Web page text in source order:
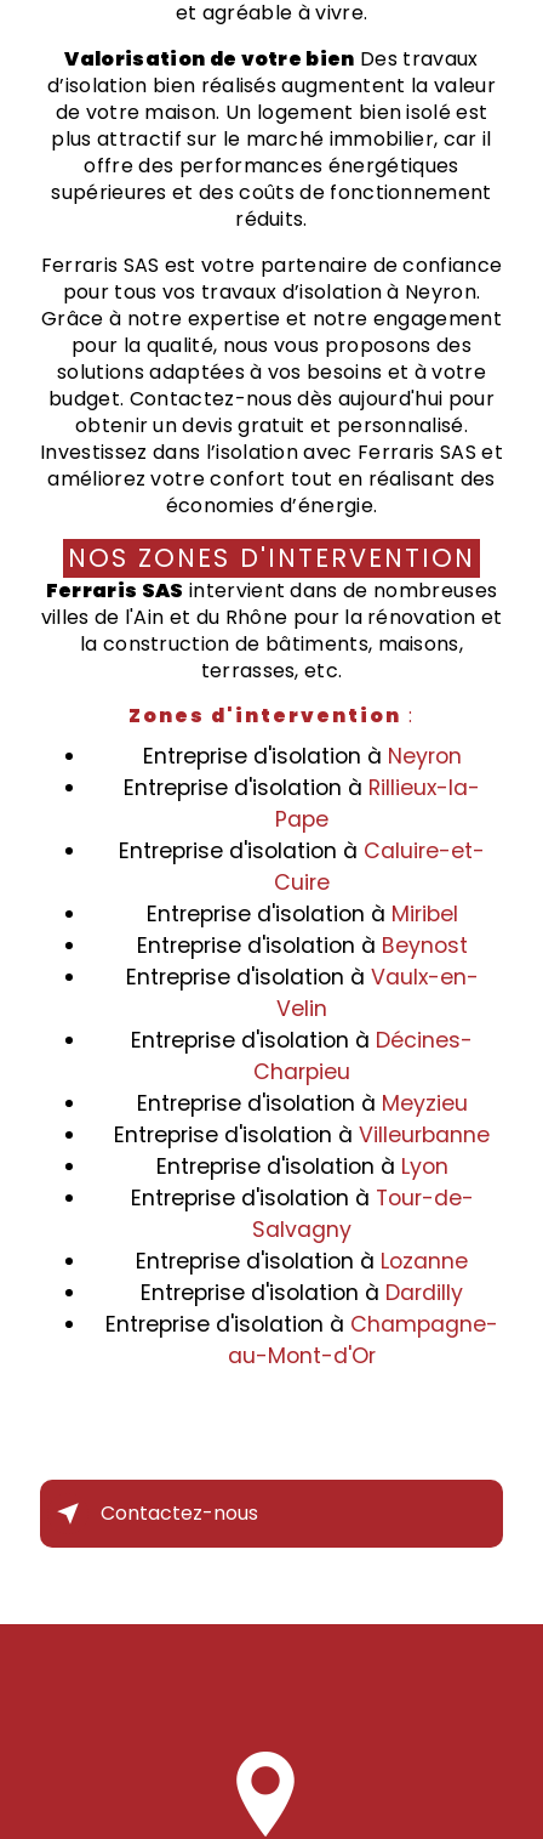
et agréable à vivre.
Valorisation de votre bien Des travaux
d’isolation bien réalisés augmentent la valeur
de votre maison. Un logement bien isolé est
plus attractif sur le marché immobilier, car il
offre des performances énergétiques
supérieures et des coûts de fonctionnement
réduits.
Ferraris SAS est votre partenaire de confiance
pour tous vos travaux d’isolation à Neyron.
Grâce à notre expertise et notre engagement
pour la qualité, nous vous proposons des
solutions adaptées à vos besoins et à votre
budget. Contactez-nous dès aujourd'hui pour
obtenir un devis gratuit et personnalisé.
Investissez dans l’isolation avec Ferraris SAS et
améliorez votre confort tout en réalisant des
économies d’énergie.
NOS ZONES D'INTERVENTION
Ferraris SAS intervient dans de nombreuses
villes de l'Ain et du Rhône pour la rénovation et
la construction de bâtiments, maisons,
terrasses, etc.
Zones d'intervention :
Entreprise d'isolation à Neyron
Entreprise d'isolation à Rillieux-la-
Pape
Entreprise d'isolation à Caluire-et-
Cuire
Entreprise d'isolation à Miribel
Entreprise d'isolation à Beynost
Entreprise d'isolation à Vaulx-en-
Velin
Entreprise d'isolation à Décines-
Charpieu
Entreprise d'isolation à Meyzieu
Entreprise d'isolation à Villeurbanne
Entreprise d'isolation à Lyon
Entreprise d'isolation à Tour-de-
Salvagny
Entreprise d'isolation à Lozanne
Entreprise d'isolation à Dardilly
Entreprise d'isolation à Champagne-
au-Mont-d'Or
Contactez-nous